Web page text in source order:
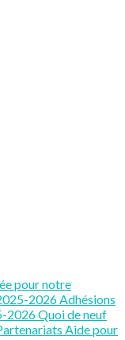
pour notre
2026Adhésions
2026Quoi de neuf
Aide pour